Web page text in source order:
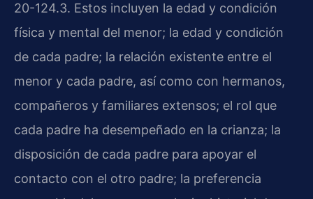
20-124.3. Estos incluyen la edad y condición
física y mental del menor; la edad y condición
de cada padre; la relación existente entre el
menor y cada padre, así como con hermanos,
compañeros y familiares extensos; el rol que
cada padre ha desempeñado en la crianza; la
disposición de cada padre para apoyar el
contacto con el otro padre; la preferencia